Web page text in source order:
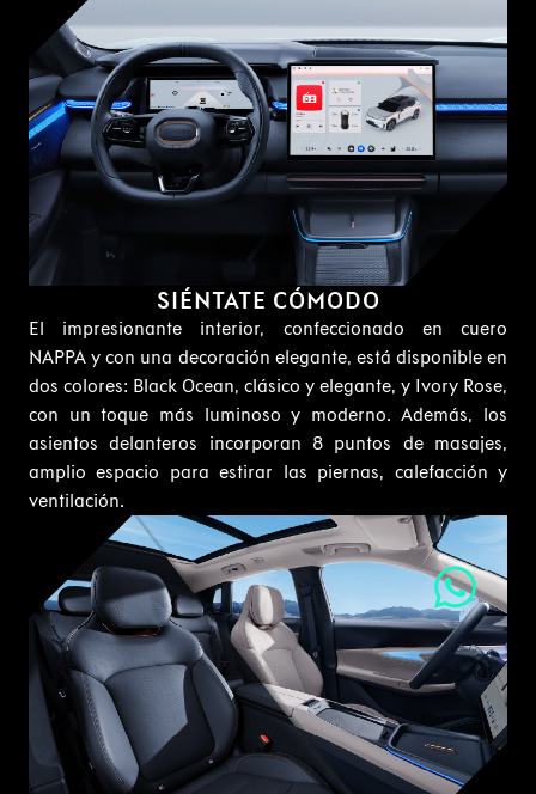
SIÉNTATE CÓMODO
El impresionante interior, confeccionado en cuero
NAPPA y con una decoración elegante, está disponible en
dos colores: Black Ocean, clásico y elegante, y Ivory Rose,
con un toque más luminoso y moderno. Además, los
asientos delanteros incorporan 8 puntos de masajes,
amplio espacio para estirar las piernas, calefacción y
ventilación.